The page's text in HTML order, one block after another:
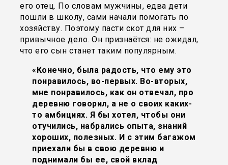
его отец. По словам мужчины, едва дети
пошли в школу, сами начали помогать по
хозяйству. Поэтому пасти скот для них –
привычное дело. Он признаётся: не ожидал,
что его сын станет таким популярным.
«Конечно, была радость, что ему это
понравилось, во-первых. Во-вторых,
мне понравилось, как он отвечал, про
деревню говорил, а не о своих каких-
то амбициях. Я бы хотел, чтобы они
отучились, набрались опыта, знаний
хороших, полезных. И с этим багажом
приехали бы в свою деревню и
поднимали бы ее, свой вклад